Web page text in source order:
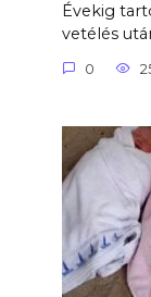
Évekig
vetélés
0